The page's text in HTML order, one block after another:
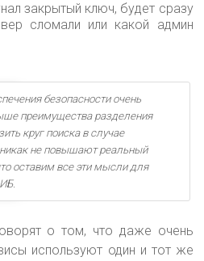
закрытый ключ, будет сразу
сломали или какой админ
безопасности очень
преимущества разделения
круг поиска в случае
не повышают реальный
оставим все эти мысли для
.
о том, что даже очень
используют один и тот же